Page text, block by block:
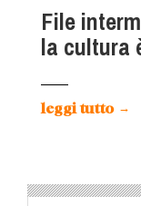
File
la cultura
leggi tutto →